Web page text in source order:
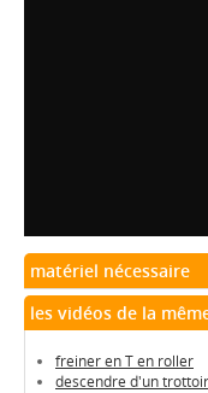
matériel nécessaire
les vidéos de la
freiner en T en roller
descendre d'un